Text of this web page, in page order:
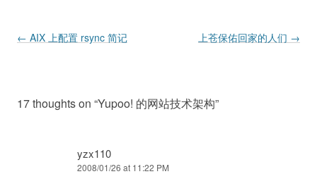
Post navigation
← AIX 上配置 rsync 简记 上苍保佑回家的人们 →
17 thoughts on “Yupoo! 的网站技术架构”
yzx110
2008/01/26 at 11:22 PM